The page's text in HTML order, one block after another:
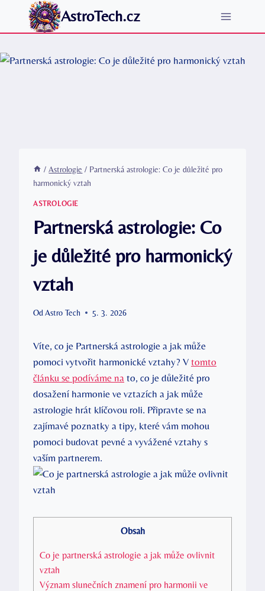
Přeskočit
AstroTech.cz
/ Astrologie / Partnerská astrologie: Co je důležité pro
harmonický vztah
ASTROLOGIE
Partnerská astrologie: Co
je důležité pro harmonický
vztah
Od Astro Tech 5. 3. 2026
Víte, co je Partnerská astrologie a jak může
pomoci vytvořit harmonické vztahy? V tomto
článku se podíváme na to, co je důležité pro
dosažení harmonie ve vztazích a jak může
astrologie hrát klíčovou roli. Připravte se na
zajímavé poznatky a tipy, které vám mohou
pomoci budovat pevné a vyvážené vztahy s
vaším partnerem.
Obsah
Co je partnerská astrologie a jak může ovlivnit
vztah
Význam slunečních znamení pro harmonii ve